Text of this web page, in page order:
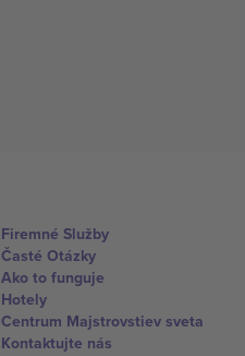
Firemné Služby
Časté Otázky
Ako to funguje
Hotely
Centrum Majstrovstiev sveta
Kontaktujte nás